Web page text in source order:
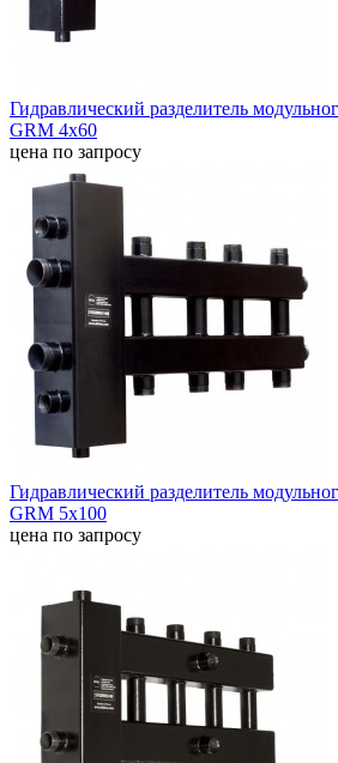
Гидравлический разделитель
GRM 4x60
цена по запросу
Гидравлический разделитель
GRM 5x100
цена по запросу